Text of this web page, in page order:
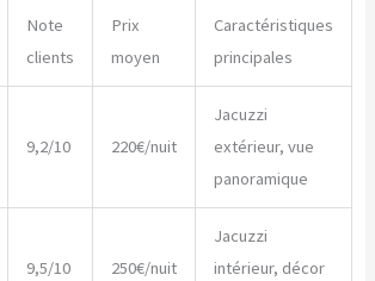
Note
clients
Prix
moyen
Caractéristiques
principales
9,2/10 220€/nuit
Jacuzzi
extérieur, vue
panoramique
9,5/10 250€/nuit
Jacuzzi
intérieur, décor